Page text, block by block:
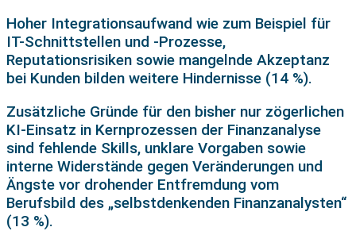
Hoher Integrationsaufwand wie zum Beispiel für
IT-Schnittstellen und -Prozesse,
Reputationsrisiken sowie mangelnde Akzeptanz
bei Kunden bilden weitere Hindernisse (14 %).
Zusätzliche Gründe für den bisher nur zögerlichen
KI-Einsatz in Kernprozessen der Finanzanalyse
sind fehlende Skills, unklare Vorgaben sowie
interne Widerstände gegen Veränderungen und
Ängste vor drohender Entfremdung vom
Berufsbild des „selbstdenkenden Finanzanalysten“
(13 %).